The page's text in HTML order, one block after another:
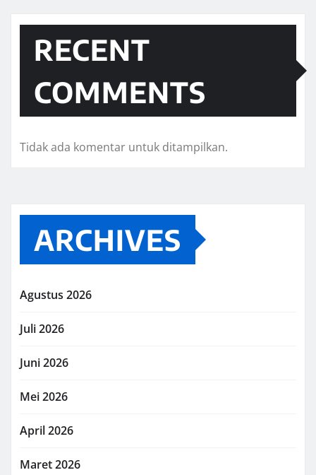
RECENT
COMMENTS
Tidak ada komentar untuk ditampilkan.
ARCHIVES
Agustus 2026
Juli 2026
Juni 2026
Mei 2026
April 2026
Maret 2026